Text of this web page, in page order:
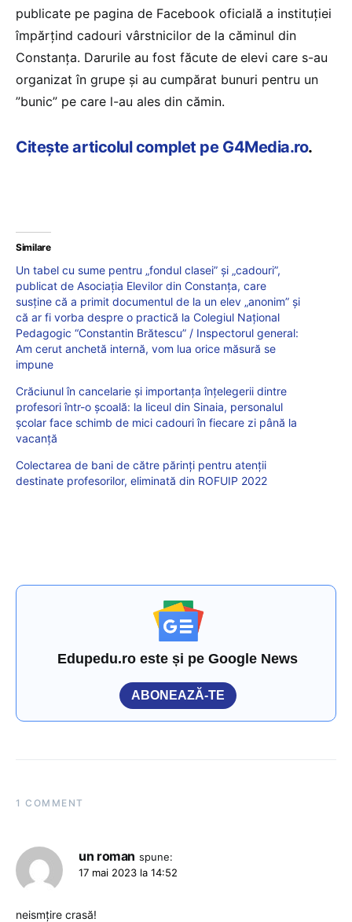
publicate pe pagina de Facebook oficială a instituției
împărțind cadouri vârstnicilor de la căminul din
Constanța. Darurile au fost făcute de elevi care s-au
organizat în grupe și au cumpărat bunuri pentru un
”bunic” pe care l-au ales din cămin.
Citește articolul complet pe G4Media.ro.
Similare
Un tabel cu sume pentru „fondul clasei” și „cadouri”,
publicat de Asociația Elevilor din Constanța, care
susține că a primit documentul de la un elev „anonim” și
că ar fi vorba despre o practică la Colegiul Național
Pedagogic “Constantin Brătescu” / Inspectorul general:
Am cerut anchetă internă, vom lua orice măsură se
impune
Crăciunul în cancelarie și importanța înțelegerii dintre
profesori într-o școală: la liceul din Sinaia, personalul
școlar face schimb de mici cadouri în fiecare zi până la
vacanță
Colectarea de bani de către părinți pentru atenții
destinate profesorilor, eliminată din ROFUIP 2022
Edupedu.ro este și pe Google News
ABONEAZĂ-TE
1 COMMENT
un roman spune:
17 mai 2023 la 14:52
neismțire crasă!